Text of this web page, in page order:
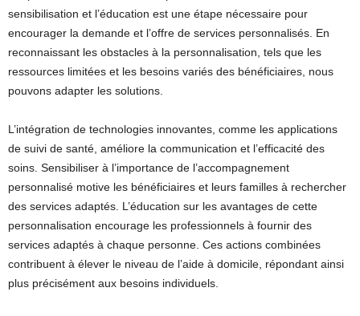
sensibilisation et l’éducation est une étape nécessaire pour
encourager la demande et l’offre de services personnalisés. En
reconnaissant les obstacles à la personnalisation, tels que les
ressources limitées et les besoins variés des bénéficiaires, nous
pouvons adapter les solutions.
L’intégration de technologies innovantes, comme les applications
de suivi de santé, améliore la communication et l’efficacité des
soins. Sensibiliser à l’importance de l’accompagnement
personnalisé motive les bénéficiaires et leurs familles à rechercher
des services adaptés. L’éducation sur les avantages de cette
personnalisation encourage les professionnels à fournir des
services adaptés à chaque personne. Ces actions combinées
contribuent à élever le niveau de l’aide à domicile, répondant ainsi
plus précisément aux besoins individuels.